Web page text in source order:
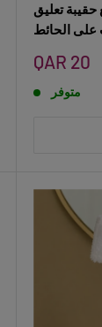
حقيبة تعليق
على الحائط
سعر
QAR 20
متوفر